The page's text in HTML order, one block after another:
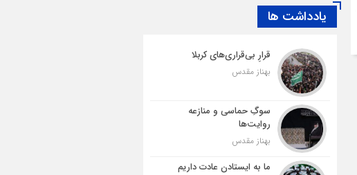
یادداشت ها
قرارِ بی‌قراری‌های کربلا
بهناز مقدس
سوگِ حماسی و منازعه
روایت‌ها
بهناز مقدس
ما به ایستادن عادت داریم